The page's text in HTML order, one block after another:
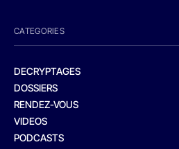
CATEGORIES
DECRYPTAGES
DOSSIERS
RENDEZ-VOUS
VIDEOS
PODCASTS